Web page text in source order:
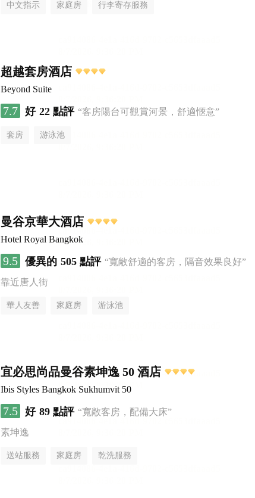
中文指示 家庭房 行李寄存服務
超越套房酒店
Beyond Suite
7.7 好 22 點評 “客房陽台可觀賞河景，舒適愜意”
套房 游泳池
曼谷京華大酒店
Hotel Royal Bangkok
9.5 優異的 505 點評 “寬敞舒適的客房，隔音效果良好”
靠近唐人街
華人友善 家庭房 游泳池
宜必思尚品曼谷素坤逸 50 酒店
Ibis Styles Bangkok Sukhumvit 50
7.5 好 89 點評 “寬敞客房，配備大床”
素坤逸
送站服務 家庭房 乾洗服務